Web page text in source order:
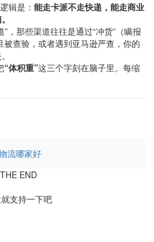
辑是： 能走卡派不走快递，能走商业
，那些渠道往往是通过“冲货”（瞒报
查验，或者遇到亚马逊严查，你的
“体积重”这三个字刻在脑子里。每缩
流哪家好
THE END
支持一下吧